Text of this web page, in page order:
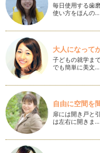
キッズパーティのアイデ
キッズパーティの間に、
キの…
HAPPY BIRTHDAYのキャ
みなさん、お誕生日のお
「Happy Birthday t…
キッズパーティのテーブ
アニヴァーサリー・プラン
育て総研「輝くママ」に
クリスマスパーティのアイ
私がお手伝いしているキ
める遊びやクラフトを用意
毎日使用する歯
使い方をほんの…
大人になって
子どもの就学ま
でも簡単に美文…
自由に空間を
扉には開き戸と
は左右に開きま…